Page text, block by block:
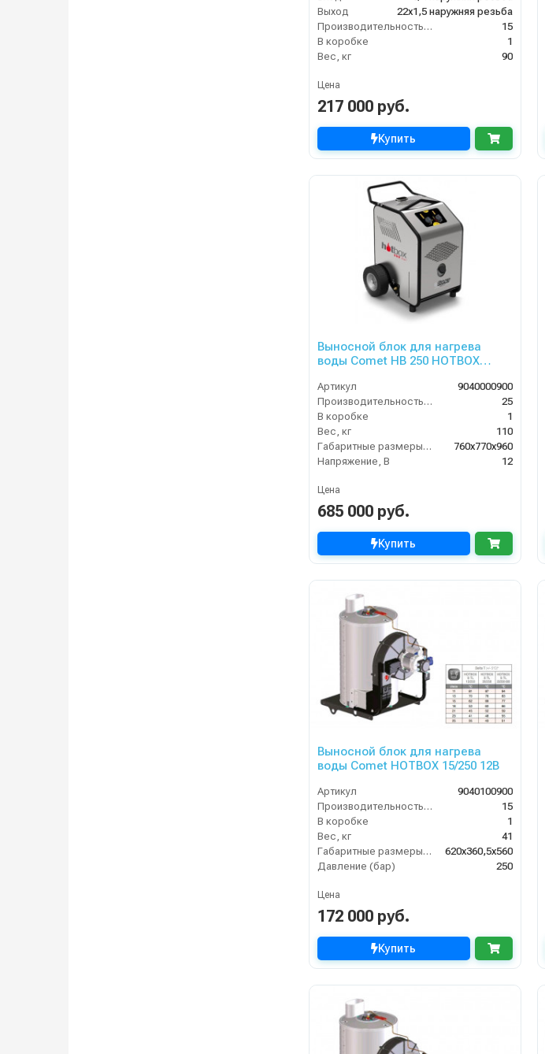
Выход
22х1,5 наружняя резьба
Производительность (л/мин)
15
В коробке
1
Вес, кг
90
Цена
217 000 руб.
Купить
Выносной блок для нагрева
воды Comet HB 250 HOTBOX
Артикул
9040000900
Производительность (л/мин)
25
В коробке
1
Вес, кг
110
Габаритные размеры, мм
760x770x960
Напряжение, В
12
Цена
685 000 руб.
Купить
Выносной блок для нагрева
воды Comet HOTBOX 15/250 12В
Артикул
9040100900
Производительность (л/мин)
15
В коробке
1
Вес, кг
41
Габаритные размеры, мм
620x360,5x560
Давление (бар)
250
Цена
172 000 руб.
Купить